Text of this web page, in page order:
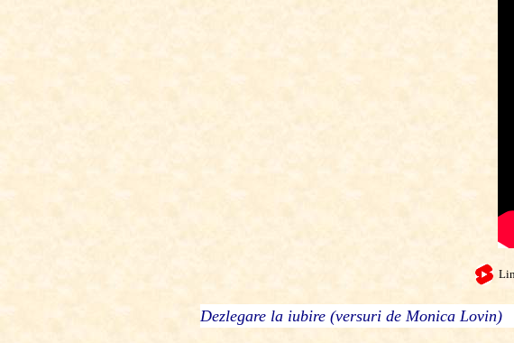
Dezlegare la iubire (versuri de Monica Lovin)